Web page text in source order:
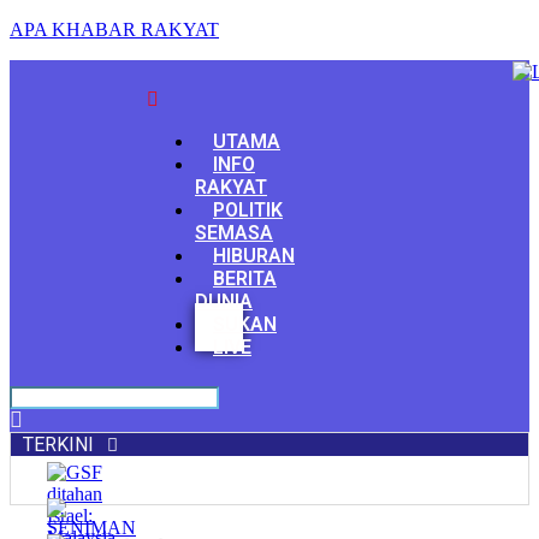
APA KHABAR RAKYAT
Menu
UTAMA
INFO
RAKYAT
POLITIK
SEMASA
HIBURAN
BERITA
DUNIA
SUKAN
LIVE
Facebook
Youtube
TERKINI